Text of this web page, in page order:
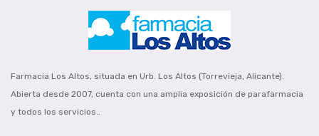
Farmacia Los Altos, situada en Urb. Los Altos (Torrevieja, Alicante).
Abierta desde 2007, cuenta con una amplia exposición de parafarmacia
y todos los servicios..